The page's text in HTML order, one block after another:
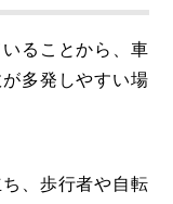
ることから、車
多発しやすい場
、歩行者や自転